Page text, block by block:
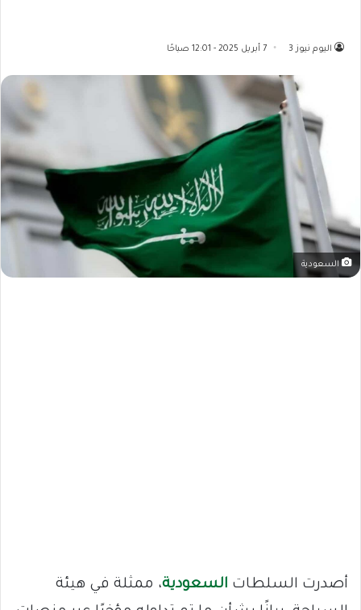
اليوم نيوز 3 7 أبريل 2025 - 12:01 صباحًا
السعودية
أصدرت السلطات السعودية، ممثلة في هيئة